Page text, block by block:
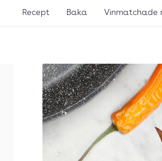
Recept Baka Vinmatchade